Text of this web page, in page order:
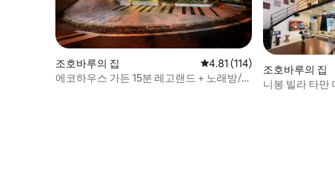
조호바루의 집 평점 4.81점(5점 만점), 후기
4.81 (114)
에코하우스 가든 15분 레고랜드 + 노래방/당
조호바루의 집
니봉 빌라 타만